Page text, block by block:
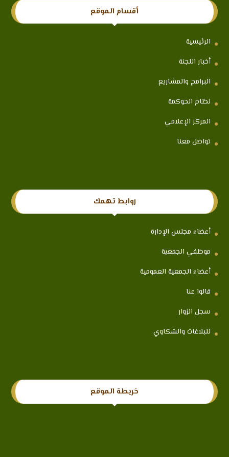
أقسام الموقع
الرئيسية
أخبار اللجنة
البرامج والمشاريع
نظام الحوكمة
المركز الإعلامي
تواصل معنا
روابط تهمك
أعضاء مجلس الإدارة
موظفي الجمعية
أعضاء الجمعية العمومية
قالوا عنا
سجل الزوار
للبلاغات والشكاوي
خريطة الموقع